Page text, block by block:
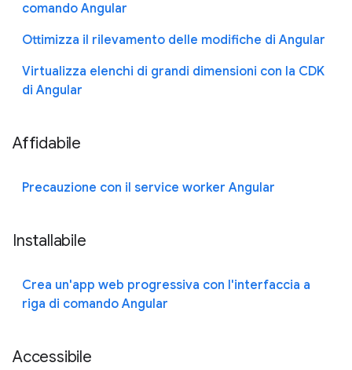
comando Angular
Ottimizza il rilevamento delle modifiche di Angular
Virtualizza elenchi di grandi dimensioni con la CDK
di Angular
Affidabile
Precauzione con il service worker Angular
Installabile
Crea un'app web progressiva con l'interfaccia a
riga di comando Angular
Accessibile